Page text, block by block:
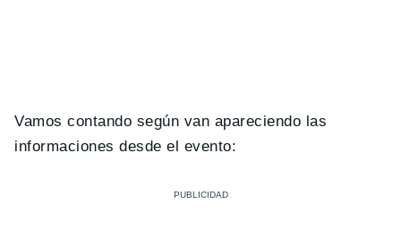
Vamos contando según van apareciendo las
informaciones desde el evento: